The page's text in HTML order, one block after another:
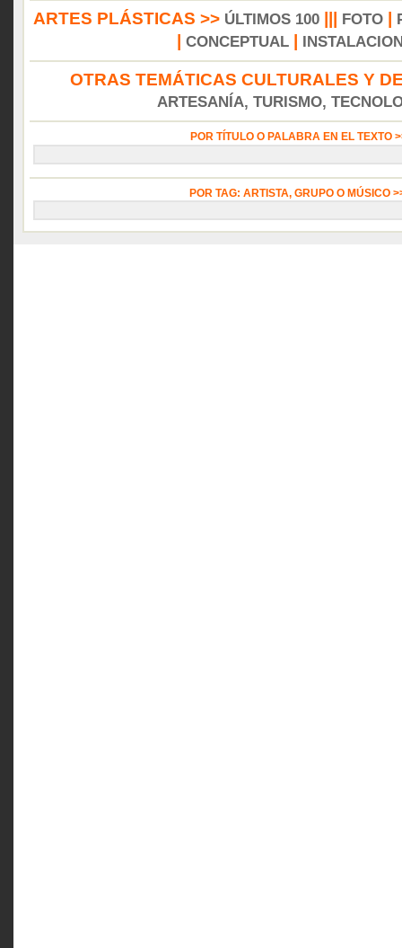
ARTES PLÁSTICAS >> ÚLTIMOS 100 FOTO
CONCEPTUAL
OTRAS TEMÁTICAS CULTURALES Y
ARTESANÍA, TURISMO,
POR TÍTULO O PALABRA EN EL TEXTO
POR TAG: ARTISTA, GRUPO O MÚSICO